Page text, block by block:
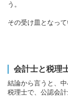
う。
その受け皿となっ
会計士と税理
結論から言うと、
税理士で、公認会